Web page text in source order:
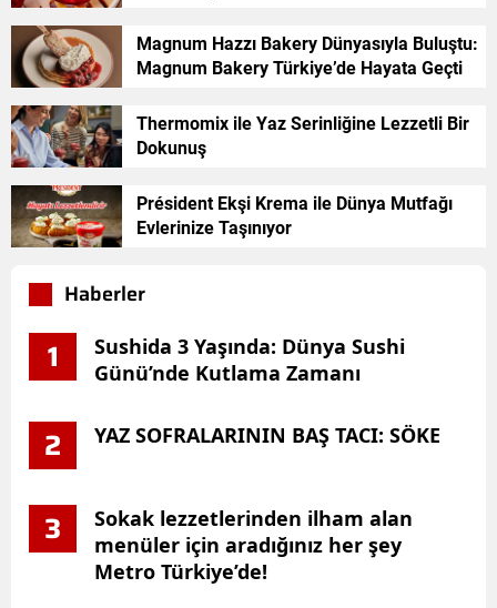
Magnum Hazzı Bakery Dünyasıyla Buluştu:
Magnum Bakery Türkiye’de Hayata Geçti
Thermomix ile Yaz Serinliğine Lezzetli Bir
Dokunuş
Président Ekşi Krema ile Dünya Mutfağı
Evlerinize Taşınıyor
Haberler
1
Sushida 3 Yaşında: Dünya Sushi
Günü’nde Kutlama Zamanı
2 YAZ SOFRALARININ BAŞ TACI: SÖKE
3
Sokak lezzetlerinden ilham alan
menüler için aradığınız her şey
Metro Türkiye’de!